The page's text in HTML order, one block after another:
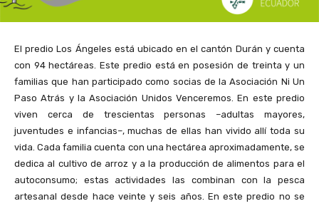
El predio Los Ángeles está ubicado en el cantón Durán y cuenta
con 94 hectáreas. Este predio está en posesión de treinta y un
familias que han participado como socias de la Asociación Ni Un
Paso Atrás y la Asociación Unidos Venceremos. En este predio
viven cerca de trescientas personas –adultas mayores,
juventudes e infancias–, muchas de ellas han vivido allí toda su
vida. Cada familia cuenta con una hectárea aproximadamente, se
dedica al cultivo de arroz y a la producción de alimentos para el
autoconsumo; estas actividades las combinan con la pesca
artesanal desde hace veinte y seis años. En este predio no se